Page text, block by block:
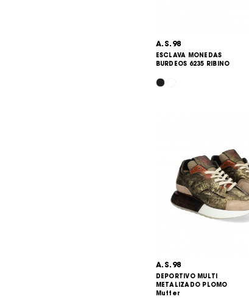
A.S.98
ESCLAVA MONEDAS
BURDEOS 6235 RIBINO
A.S.98
DEPORTIVO MULTI
METALIZADO PLOMO
Mutter